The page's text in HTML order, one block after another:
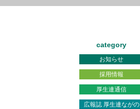
category
お知らせ
採用情報
厚生連通信
広報誌 厚生連ながの